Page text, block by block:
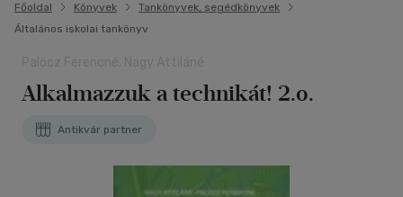
Főoldal Könyvek
Tankönyvek, segédkönyvek
Általános iskolai tankönyv
Alkalmazzuk a technikát! 2.o.
Antikvár partner